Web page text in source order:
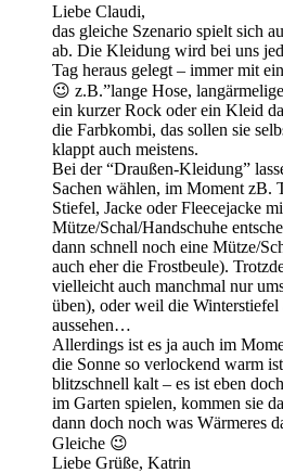
Liebe Claudi,
das gleiche Szenario spielt sich
ab. Die Kleidung wird bei uns
Tag heraus gelegt – immer mit
😉 z.B.”lange Hose,
ein kurzer Rock oder ein Kleid
die Farbkombi, das sollen sie
klappt auch meistens.
Bei der “Draußen-Kleidung”
Sachen wählen, im Moment zB.
Stiefel, Jacke oder Fleecejacke
Mütze/Schal/Handschuhe
dann schnell noch eine Mütze/
auch eher die Frostbeule).
vielleicht auch manchmal nur
üben), oder weil die
aussehen…
Allerdings ist es ja auch im
die Sonne so verlockend warm
blitzschnell kalt – es ist eben
im Garten spielen, kommen sie
dann doch noch was Wärmeres
Gleiche 😉
Liebe Grüße, Katrin